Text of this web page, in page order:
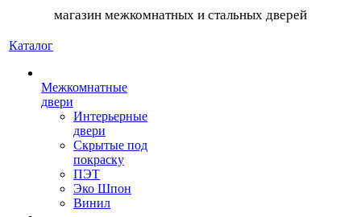
магазин межкомнатных и стальных дверей
Каталог
Межкомнатные
двери
Интерьерные
двери
Скрытые под
покраску
ПЭТ
Эко Шпон
Винил